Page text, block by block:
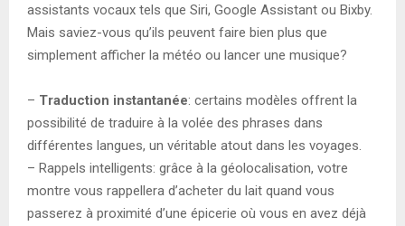
assistants vocaux tels que Siri, Google Assistant ou Bixby.
Mais saviez-vous qu’ils peuvent faire bien plus que
simplement afficher la météo ou lancer une musique?
– Traduction instantanée: certains modèles offrent la
possibilité de traduire à la volée des phrases dans
différentes langues, un véritable atout dans les voyages.
– Rappels intelligents: grâce à la géolocalisation, votre
montre vous rappellera d’acheter du lait quand vous
passerez à proximité d’une épicerie où vous en avez déjà